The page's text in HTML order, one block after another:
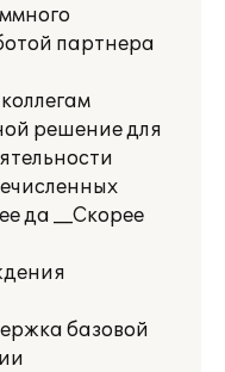
партнера
решение для
да __Скорее
базовой